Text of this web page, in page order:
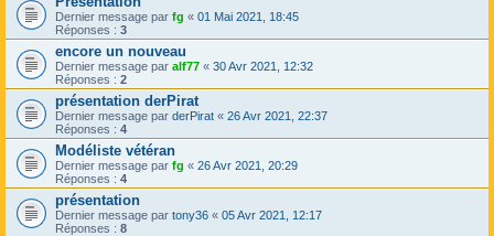
Dernier message par fg « 01 Mai 2021, 18:45
Réponses : 3
encore un nouveau
Dernier message par alf77 « 30 Avr 2021, 12:32
Réponses : 2
présentation derPirat
Dernier message par derPirat « 26 Avr 2021, 22:37
Réponses : 4
Modéliste vétéran
Dernier message par fg « 26 Avr 2021, 20:29
Réponses : 4
présentation
Dernier message par tony36 « 05 Avr 2021, 12:17
Réponses : 8